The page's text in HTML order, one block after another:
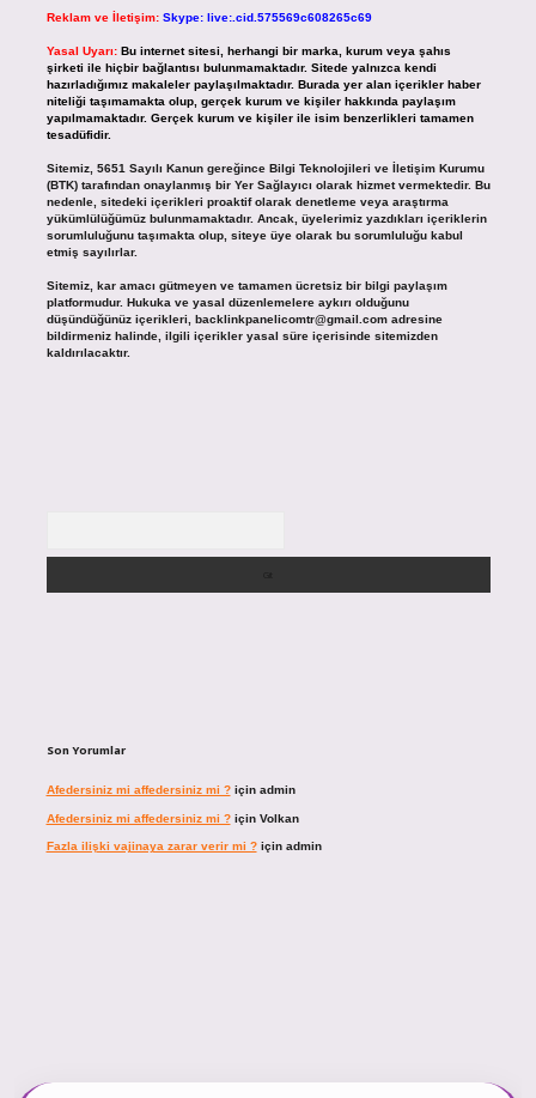
Reklam ve İletişim: Skype: live:.cid.575569c608265c69
Yasal Uyarı: Bu internet sitesi, herhangi bir marka, kurum veya şahıs
şirketi ile hiçbir bağlantısı bulunmamaktadır. Sitede yalnızca kendi
hazırladığımız makaleler paylaşılmaktadır. Burada yer alan içerikler haber
niteliği taşımamakta olup, gerçek kurum ve kişiler hakkında paylaşım
yapılmamaktadır. Gerçek kurum ve kişiler ile isim benzerlikleri tamamen
tesadüfidir.
Sitemiz, 5651 Sayılı Kanun gereğince Bilgi Teknolojileri ve İletişim Kurumu
(BTK) tarafından onaylanmış bir Yer Sağlayıcı olarak hizmet vermektedir. Bu
nedenle, sitedeki içerikleri proaktif olarak denetleme veya araştırma
yükümlülüğümüz bulunmamaktadır. Ancak, üyelerimiz yazdıkları içeriklerin
sorumluluğunu taşımakta olup, siteye üye olarak bu sorumluluğu kabul
etmiş sayılırlar.
Sitemiz, kar amacı gütmeyen ve tamamen ücretsiz bir bilgi paylaşım
platformudur. Hukuka ve yasal düzenlemelere aykırı olduğunu
düşündüğünüz içerikleri, backlinkpanelicomtr@gmail.comadresine
bildirmeniz halinde, ilgili içerikler yasal süre içerisinde sitemizden
kaldırılacaktır.
Son Yorumlar
Afedersiniz mi affedersiniz mi ?için admin
Afedersiniz mi affedersiniz mi ?için Volkan
Fazla ilişki vajinaya zarar verir mi ?için admin